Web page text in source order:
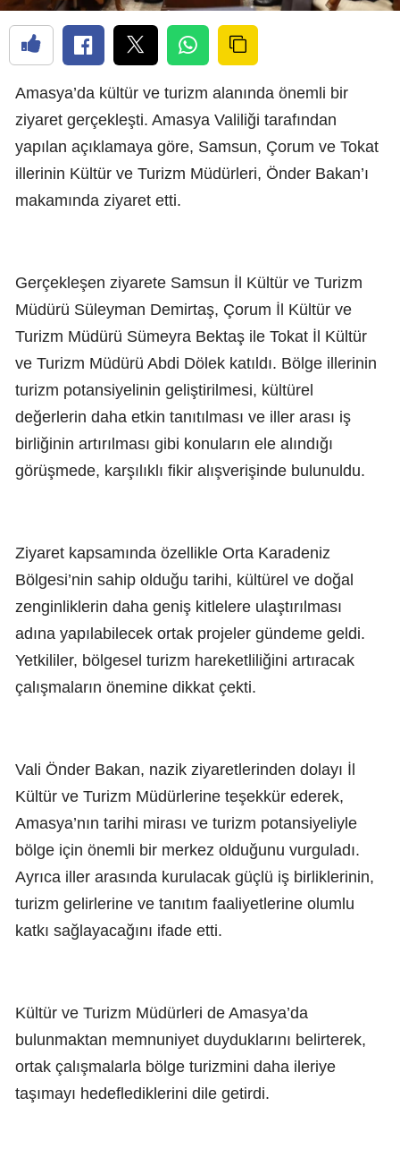
Amasya’da kültür ve turizm alanında önemli bir
ziyaret gerçekleşti. Amasya Valiliği tarafından
yapılan açıklamaya göre, Samsun, Çorum ve Tokat
illerinin Kültür ve Turizm Müdürleri, Önder Bakan’ı
makamında ziyaret etti.
Gerçekleşen ziyarete Samsun İl Kültür ve Turizm
Müdürü Süleyman Demirtaş, Çorum İl Kültür ve
Turizm Müdürü Sümeyra Bektaş ile Tokat İl Kültür
ve Turizm Müdürü Abdi Dölek katıldı. Bölge illerinin
turizm potansiyelinin geliştirilmesi, kültürel
değerlerin daha etkin tanıtılması ve iller arası iş
birliğinin artırılması gibi konuların ele alındığı
görüşmede, karşılıklı fikir alışverişinde bulunuldu.
Ziyaret kapsamında özellikle Orta Karadeniz
Bölgesi’nin sahip olduğu tarihi, kültürel ve doğal
zenginliklerin daha geniş kitlelere ulaştırılması
adına yapılabilecek ortak projeler gündeme geldi.
Yetkililer, bölgesel turizm hareketliliğini artıracak
çalışmaların önemine dikkat çekti.
Vali Önder Bakan, nazik ziyaretlerinden dolayı İl
Kültür ve Turizm Müdürlerine teşekkür ederek,
Amasya’nın tarihi mirası ve turizm potansiyeliyle
bölge için önemli bir merkez olduğunu vurguladı.
Ayrıca iller arasında kurulacak güçlü iş birliklerinin,
turizm gelirlerine ve tanıtım faaliyetlerine olumlu
katkı sağlayacağını ifade etti.
Kültür ve Turizm Müdürleri de Amasya’da
bulunmaktan memnuniyet duyduklarını belirterek,
ortak çalışmalarla bölge turizmini daha ileriye
taşımayı hedeflediklerini dile getirdi.